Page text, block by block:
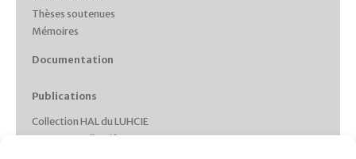
Thèses soutenues
Mémoires
Documentation
Publications
Collection HAL du LUHCIE
Ouvrages collectifs